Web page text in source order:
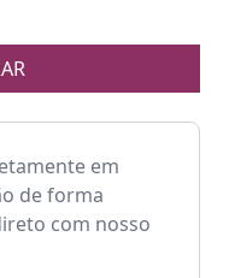
em
de forma
com nosso